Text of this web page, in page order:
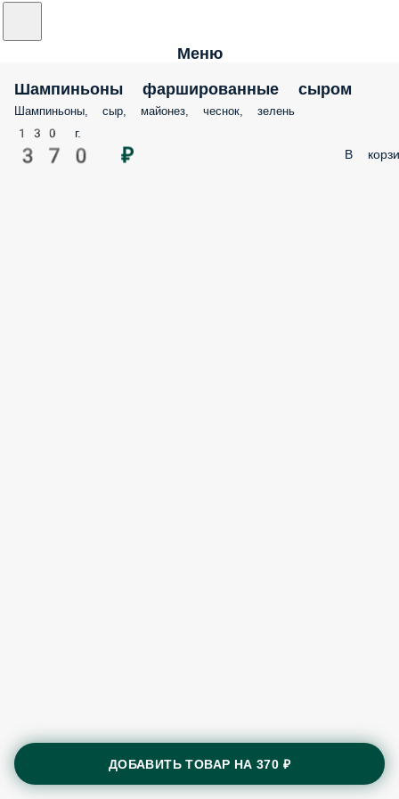
Меню
Шампиньоны фаршированные сыром
Шампиньоны, сыр, майонез, чеснок, зелень
130 г.
370 ₽ В
ДОБАВИТЬ ТОВАР НА370 ₽